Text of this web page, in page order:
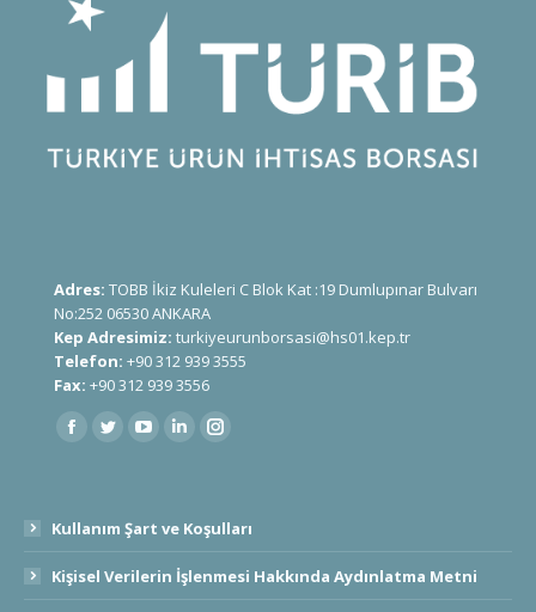
Adres: TOBB İkiz Kuleleri C Blok Kat :19 Dumlupınar Bulvarı
No:252 06530 ANKARA
Kep Adresimiz: turkiyeurunborsasi@hs01.kep.tr
Telefon: +90 312 939 3555
Fax: +90 312 939 3556
Find us on:
Kullanım Şart ve Koşulları
Kişisel Verilerin İşlenmesi Hakkında Aydınlatma Metni